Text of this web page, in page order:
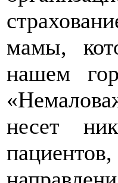
мамы,
нашем
несет